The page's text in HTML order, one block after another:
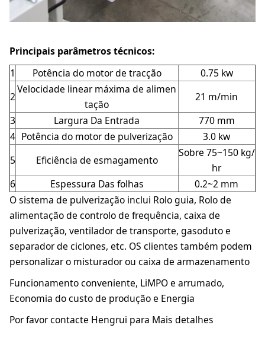
Principais parâmetros técnicos:
1
Potência do motor de tracção
0.75 kw
2
Velocidade linear máxima de alimen
tação
21 m/min
3
Largura Da Entrada
770 mm
4 Potência do motor de pulverização
3.0 kw
5
Eficiência de esmagamento
Sobre 75~150 kg/
hr
6
Espessura Das folhas
0.2~2 mm
O sistema de pulverização inclui Rolo guia, Rolo de
alimentação de controlo de frequência, caixa de
pulverização, ventilador de transporte, gasoduto e
separador de ciclones, etc. OS clientes também podem
personalizar o misturador ou caixa de armazenamento
Funcionamento conveniente, LiMPO e arrumado,
Economia do custo de produção e Energia
Por favor contacte Hengrui para Mais detalhes